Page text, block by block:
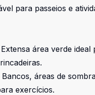
para passeios e
Extensa área verde ideal
Bancos, áreas de
exercícios.